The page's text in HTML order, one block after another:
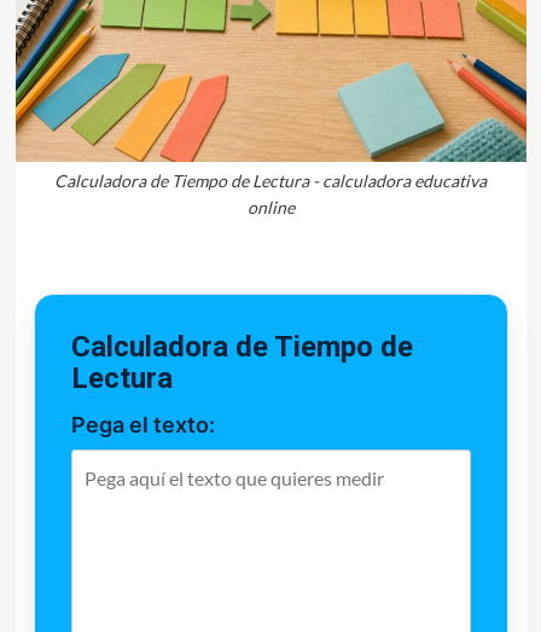
Calculadora de Tiempo de Lectura - calculadora educativa
online
Calculadora de Tiempo de
Lectura
Pega el texto: